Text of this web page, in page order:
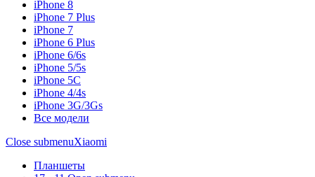
iPhone 8
iPhone 7 Plus
iPhone 7
iPhone 6 Plus
iPhone 6/6s
iPhone 5/5s
iPhone 5C
iPhone 4/4s
iPhone 3G/3Gs
Все модели
Close submenuXiaomi
Планшеты